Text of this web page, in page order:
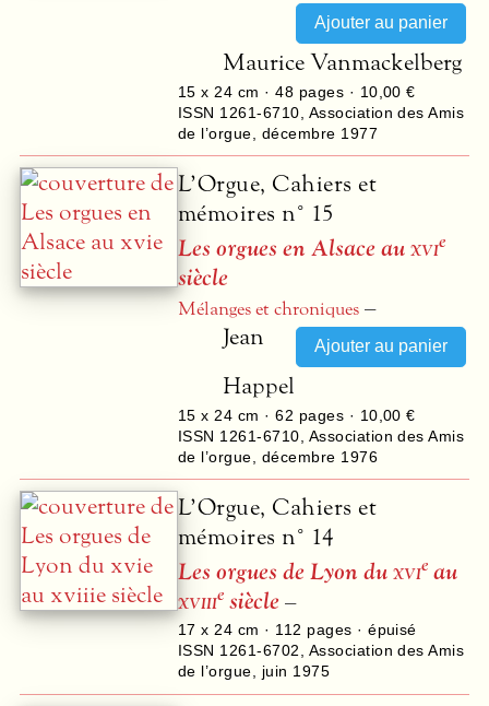
Maurice Vanmackelberg
15 x 24 cm ·48 pages · 10,00 €
ISSN 1261-6710 Association des Amis
de l’orgue
décembre 1977
L’Orgue, Cahiers et
mémoires n° 15
Les orgues en Alsace auxvie
siècle
Mélanges et chroniques –
Jean
Happel
15 x 24 cm ·62 pages · 10,00 €
ISSN 1261-6710 Association des Amis
de l’orgue
décembre 1976
L’Orgue, Cahiers et
mémoires n° 14
Les orgues de Lyon duxvie au
xviiie siècle –
17 x 24 cm · 112 pages · épuisé
ISSN 1261-6702, Association des Amis
de l’orgue, juin 1975